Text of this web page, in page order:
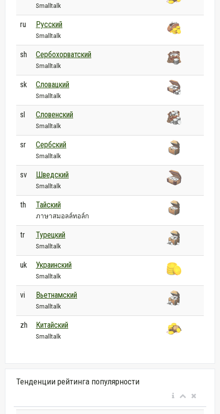
Smalltalk
ru Русский
Smalltalk
sh Сербохорватский
Smalltalk
sk Словацкий
Smalltalk
sl Словенский
Smalltalk
sr Сербский
Smalltalk
sv Шведский
Smalltalk
th Тайский
ภาษาสมอลล์ทอล์ก
tr Турецкий
Smalltalk
uk Украинский
Smalltalk
vi Вьетнамский
Smalltalk
zh Китайский
Smalltalk
Тенденции рейтинга популярности